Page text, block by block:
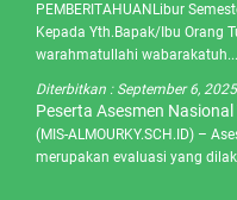
PEMBERITAHUANLibur
Kepada Yth.Bapak/Ibu Orang
warahmatullahi wabarakatuh...
Diterbitkan : September 6, 2025
Peserta Asesmen
(MIS-ALMOURKY.SCH.ID) –
merupakan evaluasi yang